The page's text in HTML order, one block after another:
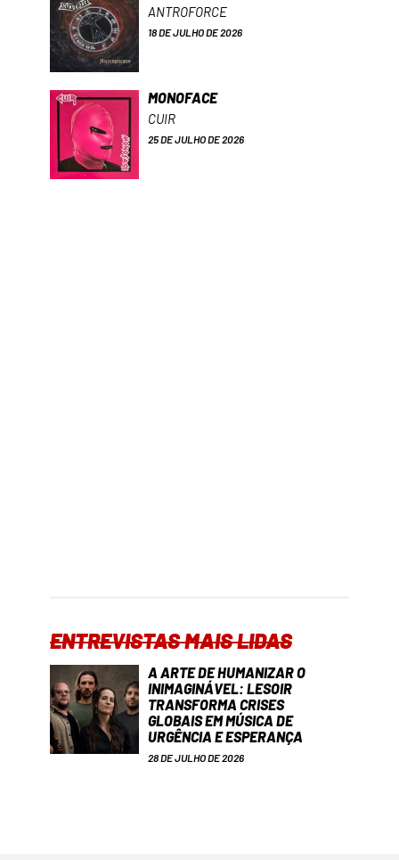
ANTROFORCE
18 DE JULHO DE 2026
MONOFACE
CUIR
25 DE JULHO DE 2026
ENTREVISTAS MAIS LIDAS
A ARTE DE HUMANIZAR O
INIMAGINÁVEL: LESOIR
TRANSFORMA CRISES
GLOBAIS EM MÚSICA DE
URGÊNCIA E ESPERANÇA
28 DE JULHO DE 2026